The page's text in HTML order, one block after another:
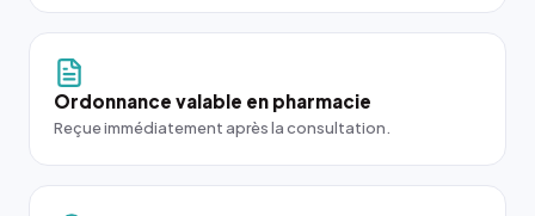
Ordonnance valable en pharmacie
Reçue immédiatement après la consultation.